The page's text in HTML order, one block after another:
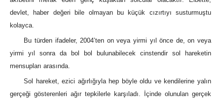
devlet, haber değeri bile olmayan bu küçük cızırtıyı susturmuştu
kolayca.
Bu türden ifadeler, 2004’ten on veya yirmi yıl önce de, on veya
yirmi yıl sonra da bol bol bulunabilecek cinstendir sol hareketin
mensupları arasında.
Sol hareket, ezici ağırlığıyla hep böyle oldu ve kendilerine yalın
gerçeği gösterenleri ağır tepkilerle karşıladı. İçinde olunulan gerçek